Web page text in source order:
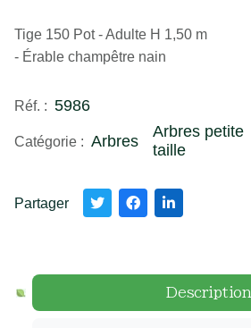
Tige 150 Pot - Adulte H 1,50 m
- Érable champêtre nain
Réf. : 5986
Catégorie : Arbres
Arbres petite
taille
Partager
Description